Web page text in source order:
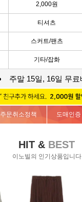
2,000원
티셔츠
스커트/팬츠
기타/잡화
주말 15일, 16일 무료
주문취소정책 도매인증
HIT & BEST
이노빌의 인기상품입니다